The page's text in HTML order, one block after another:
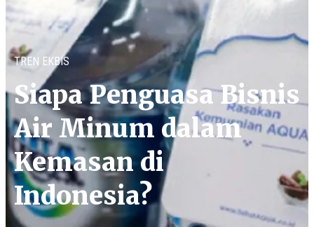
TREN EKBIS
Siapa Penguasa Bisnis
Air Minum dalam
Kemasan di
Indonesia?